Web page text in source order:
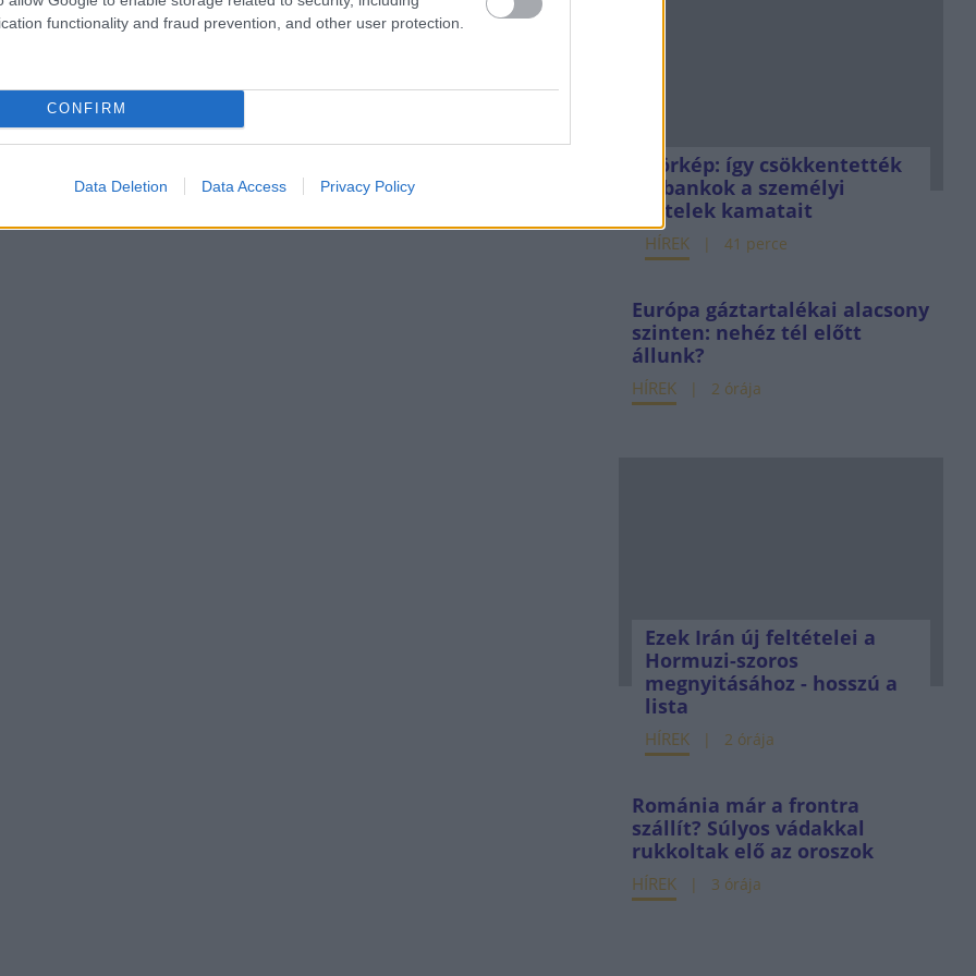
functionality and fraud prevention, and other user protection.
CONFIRM
Data Deletion Data Access Privacy Policy
Körkép: így csökkentették
a bankok a személyi
hitelek kamatait
HÍREK 41 perce
Európa gáztartalékai alacsony
szinten: nehéz tél előtt
állunk?
HÍREK 2 órája
Ezek Irán új feltételei a
Hormuzi-szoros
megnyitásához - hosszú a
lista
HÍREK 2 órája
Románia már a frontra
szállít? Súlyos vádakkal
rukkoltak elő az oroszok
HÍREK 3 órája